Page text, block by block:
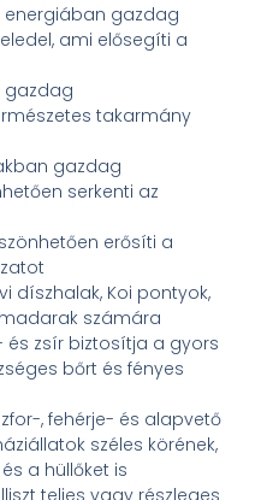
gazdag
ami elősegíti a
gazdag
takarmány
gazdag
serkenti az
erősíti a
díszhalak, Koi pontyok,
számára
zsír biztosítja a gyors
bőrt és fényes
, fehérje- és alapvető
széles körének,
a hüllőket is
teljes vagy részleges